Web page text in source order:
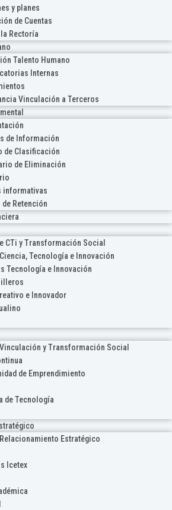
y planes
de Cuentas
la Rectoría
Talento Humano
Internas
Vinculación a Terceros
de Información
de Clasificación
de Eliminación
informativas
de Retención
CTi y Transformación Social
Tecnología e Innovación
Tecnología e Innovación
e Innovador
y Transformación Social
de Emprendimiento
de Tecnología
Estratégico
Icetex